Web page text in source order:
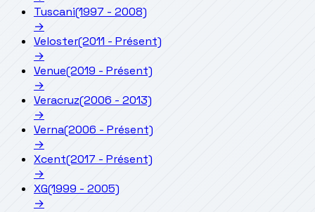
Tuscani(1997 - 2008)
→
Veloster(2011 - Présent)
→
Venue(2019 - Présent)
→
Veracruz(2006 - 2013)
→
Verna(2006 - Présent)
→
Xcent(2017 - Présent)
→
XG(1999 - 2005)
→